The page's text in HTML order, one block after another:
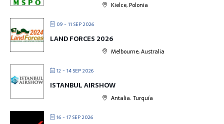
Kielce, Polonia
09 - 11 SEP 2026
LAND FORCES 2026
Melbourne, Australia
12 - 14 SEP 2026
ISTANBUL AIRSHOW
Antalia. Turquía
16 - 17 SEP 2026